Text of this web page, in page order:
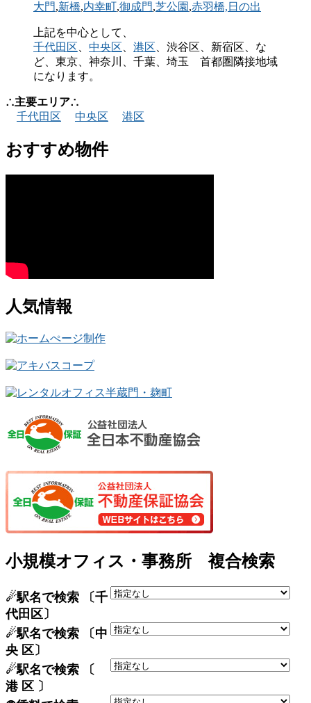
大門,新橋,内幸町,御成門,芝公園 ,赤羽橋, 日の出
上記を中心として、
千代田区
中央区 港区 、渋谷区、新宿区、な
ど、東京、神奈川、千葉、埼玉 首都圏隣接地域
になります。
∴主要エリア∴
千代田区
中央区 港区
おすすめ物件
人気情報
小規模オフィス・事務所 複合検索
☄駅名で検索 〔千
代田区〕
☄駅名で検索 〔中
央 区〕
☄駅名で検索 〔
港 区 〕